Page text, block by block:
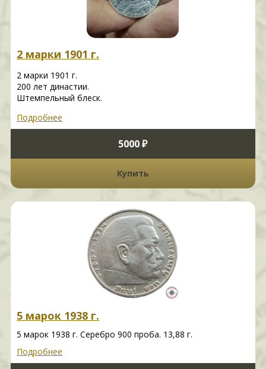
2 марки 1901 г.
2 марки 1901 г.
200 лет династии.
Штемпельный блеск.
Подробнее
5000 ₽
Купить
5 марок 1938 г.
5 марок 1938 г. Серебро 900 проба. 13,88 г.
Подробнее